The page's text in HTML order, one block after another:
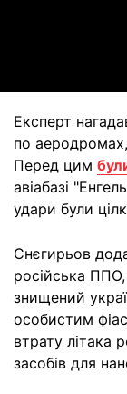
Експерт
по аеродромах,
Перед цим
авіабазі
удари були
Снєгирьов
російська ППО,
знищений
особистим
втрату літака
засобів для